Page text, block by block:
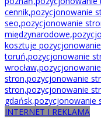
INTERNET I REKLAMA